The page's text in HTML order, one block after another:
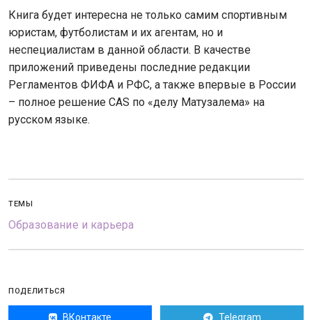
Книга будет интересна не только самим спортивным
юристам, футболистам и их агентам, но и
неспециалистам в данной области. В качестве
приложений приведены последние редакции
Регламентов ФИФА и РФС, а также впервые в России
– полное решение CAS по «делу Матузалема» на
русском языке.
ТЕМЫ
Образование и карьера
ПОДЕЛИТЬСЯ
ВКонтакте Telegram